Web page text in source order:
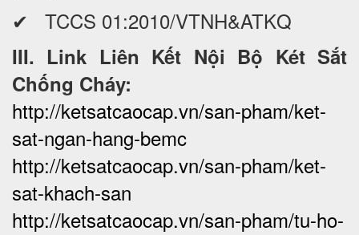
✔ TCCS 01:2010/VTNH&ATKQ
III. Link Liên Kết Nội Bộ Két Sắt
Chống Cháy:
http://ketsatcaocap.vn/san-pham/ket-
sat-ngan-hang-bemc
http://ketsatcaocap.vn/san-pham/ket-
sat-khach-san
http://ketsatcaocap.vn/san-pham/tu-ho-